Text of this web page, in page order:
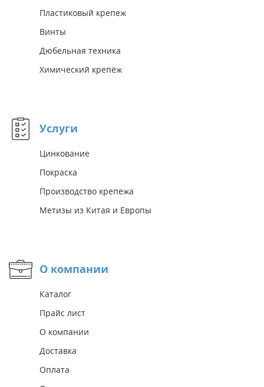
Пластиковый крепеж
Винты
Дюбельная техника
Химический крепёж
Услуги
Цинкование
Покраска
Производство крепежа
Метизы из Китая и Европы
О компании
Каталог
Прайс лист
О компании
Доставка
Оплата